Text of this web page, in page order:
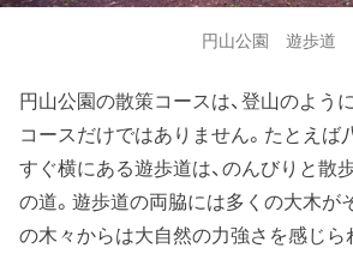
円山公園 遊歩道
円山公園の散策コースは、登山のよう
コースだけではありません。たとえば
すぐ横にある遊歩道は、のんびりと散
の道。遊歩道の両脇には多くの大木が
の木々からは大自然の力強さを感じら